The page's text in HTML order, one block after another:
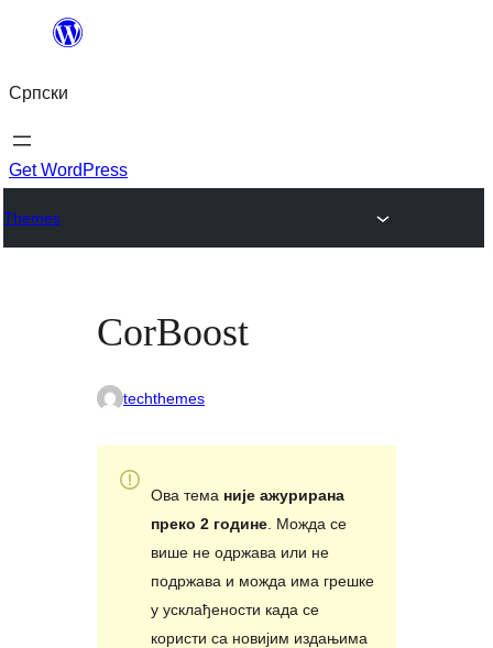
Скочи
садржај
Српски
Get WordPress
Themes
CorBoost
techthemes
Ова тема није ажурирана
преко 2 године. Можда се
више не одржава или не
подржава и можда има грешке
у усклађености када се
користи са новијим издањима